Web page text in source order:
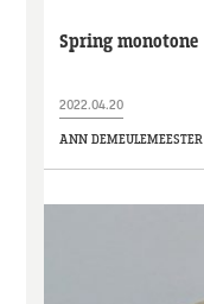
Spring monotone
2022.04.20
ANN DEMEULEMEESTER